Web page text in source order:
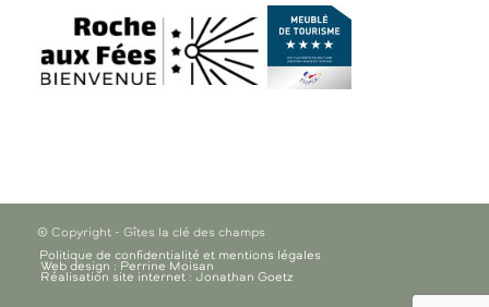
© Copyright - Gîtes la clé des champs
Politique de confidentialité et mentions légales
Web design : Perrine Moisan
Réalisation site internet : Jonathan Goetz